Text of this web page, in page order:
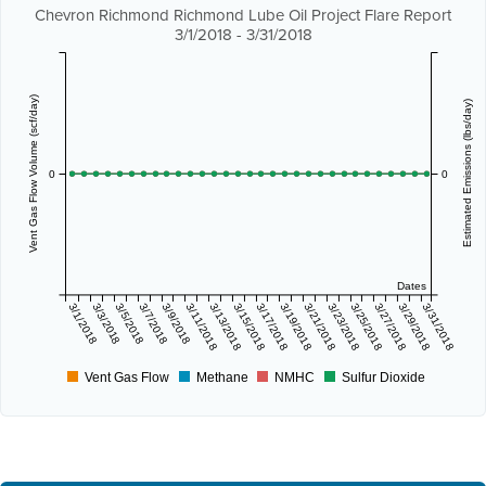
Chevron Richmond Richmond Lube Oil Project Flare Report
3/1/2018 - 3/31/2018
Dates
3/1/20183/3/20183/5/20183/7/20183/9/20183/11/20183/13/20183/15/20183/17/20183/19/20183/21/20183/23/20183/25/20183/27/20183/29/20183/31/2018
Vent Gas Flow Volume (scf/day) 0 Estimated Emissions (lbs/day)
0
Vent Gas Flow Methane NMHC Sulfur Dioxide